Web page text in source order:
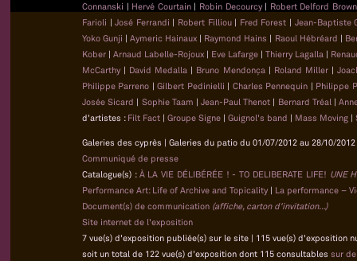
Connanski | Hervé Courtain | Robin Decourcy | Robert Delford
Farioli |José Ferrandi | Robert Filliou | Fred Forest | Jean-Baptiste
Yoko Gunji |Aymeric Hainaux | Raymond Hains | Raoul Hébréard |
Kober |Arnaud Labelle-Rojoux | Eve Lafarge |Thierry Lagalla |
McCarthy | David Medalla | Bruno Mendonça | Roland Miller |
Philippe Parreno |Gilbert Pedinielli | Charles Pennequin | Philippe
Josée Sicard | Sophie Taam | Jean-Paul Thenot | Bernard Tréal |
d'artistes : Filt Fact | Groupe Signe | Guignol's band | Mass Moving |
Galeries des cyprès | Galeries du patio du 01/07/2012 au 28/10/
Communiqué de presse
Catalogue(s) : À LA VIE DÉLIBÉRÉE ! - TO DELIBERATE LIFE! UNE
Performance Art: Life of Archive and Topicality | La performance –
Document(s) de communication (affiche, carton d'invitation...)
Site internet de l'exposition
7 vue(s) d'exposition publiée(s) sur le site | 115 vue(s) d'exposition
soit un total de 122 vue(s) d'exposition dont 115 consultables sur